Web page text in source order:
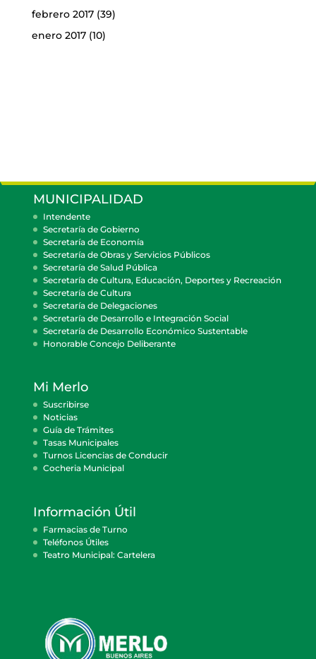
febrero 2017(39)
enero 2017(10)
MUNICIPALIDAD
Intendente
Secretaría de Gobierno
Secretaría de Economía
Secretaría de Obras y Servicios Públicos
Secretaría de Salud Pública
Secretaría de Cultura, Educación, Deportes y Recreación
Secretaría de Cultura
Secretaría de Delegaciones
Secretaría de Desarrollo e Integración Social
Secretaría de Desarrollo Económico Sustentable
Honorable Concejo Deliberante
Mi Merlo
Suscribirse
Noticias
Guía de Trámites
Tasas Municipales
Turnos Licencias de Conducir
Cocheria Municipal
Información Útil
Farmacias de Turno
Teléfonos Útiles
Teatro Municipal: Cartelera